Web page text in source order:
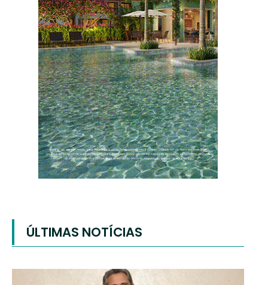
ÚLTIMAS NOTÍCIAS